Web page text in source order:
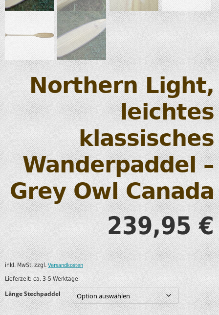
Northern Light,
leichtes
klassisches
Wanderpaddel –
Grey Owl Canada
239,95€
inkl. MwSt. zzgl.Versandkosten
Lieferzeit:ca. 3-5 Werktage
Länge Stechpaddel